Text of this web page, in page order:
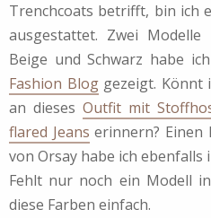
Trenchcoats betrifft, bin ich
ausgestattet. Zwei
Beige und Schwarz habe
Fashion Bloggezeigt. Könnt
an dieses Outfit mit
flared Jeans erinnern? Einen
von Orsay habe ich ebenfalls
Fehlt nur noch ein Modell
diese Farben einfach.